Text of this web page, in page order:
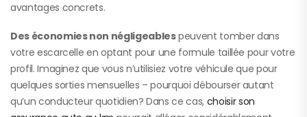
avantages concrets.
Des économies non négligeablespeuvent tomber dans
votre escarcelle en optant pour une formule taillée pour votre
profil. Imaginez que vous n’utilisiez votre véhicule que pour
quelques sorties mensuelles – pourquoi débourser autant
qu’un conducteur quotidien? Dans ce cas, choisir son